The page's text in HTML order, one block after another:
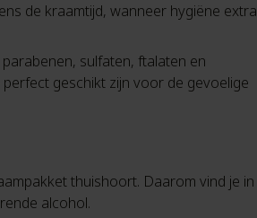
de kraamtijd, wanneer hygiëne extra
sulfaten, ftalaten en
geschikt zijn voor de gevoelige
thuishoort. Daarom vind je in
alcohol.